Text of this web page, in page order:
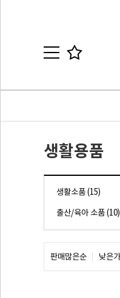
생활용품
생활소품 (15)
출산/육아 소품 (10)
판매많은순 낮은